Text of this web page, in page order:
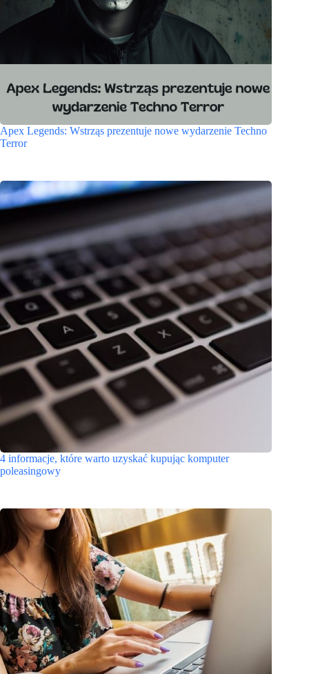
Apex Legends: Wstrząs prezentuje nowe wydarzenie Techno
Terror
4 informacje, które warto uzyskać kupując komputer
poleasingowy